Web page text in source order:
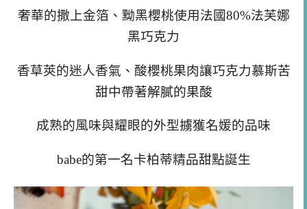
奢華的撒上金箔、黝黑櫻桃使用法國80%法芙娜
黑巧克力
香草莢的迷人香氣、酸櫻桃果肉讓巧克力慕斯苦
甜中帶著解膩的果酸
成熟的風味與耀眼的外型擄獲名媛的品味
babe的第一名卡柏蒂精品甜點誕生